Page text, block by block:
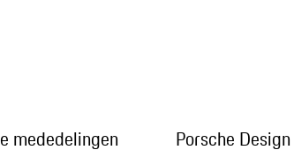
mededelingen Porsche Design